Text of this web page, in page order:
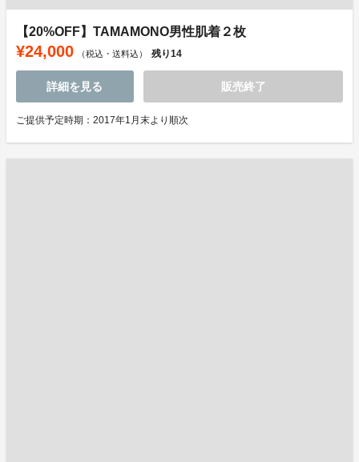
【20%OFF】TAMAMONO男性肌着２枚
¥24,000 （税込・送料込） 残り14
詳細を見る 販売終了
ご提供予定時期：2017年1月末より順次